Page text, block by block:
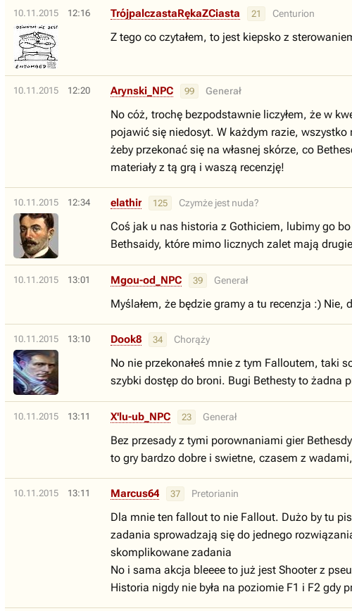
10.11.2015 12:16 TrójpalczastaRękaZCiasta 21 Centurion
Z tego co czytałem, to jest kiepsko z
10.11.2015 12:20 Arynski_NPC 99 Generał
No cóż, trochę bezpodstawnie liczyłem, że w
pojawić się niedosyt. W każdym razie,
żeby przekonać się na własnej skórze, co
materiały z tą grą i waszą recenzję!
10.11.2015 12:34 elathir 125 Czymże jest nuda?
Coś jak u nas historia z Gothiciem, lubimy go
Bethsaidy, które mimo licznych zalet mają
10.11.2015 13:01 Mgou-od_NPC 39 Generał
Myślałem, że będzie gramy a tu recenzja :) Nie,
10.11.2015 13:10 Dook8 34 Chorąży
No nie przekonałeś mnie z tym Falloutem, taki
szybki dostęp do broni. Bugi Bethesty to żadna
10.11.2015 13:11 X'lu-ub_NPC 23 Generał
Bez przesady z tymi porownaniami gier
to gry bardzo dobre i swietne, czasem z
10.11.2015 13:11 Marcus64 37 Pretorianin
Dla mnie ten fallout to nie Fallout. Dużo by tu
zadania sprowadzają się do jednego
skomplikowane zadania
No i sama akcja bleeee to już jest Shooter z
Historia nigdy nie była na poziomie F1 i F2 gdy